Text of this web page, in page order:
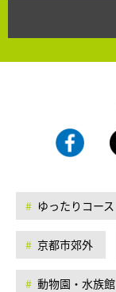
ゆったりコース
京都市郊外
動物園・水族館